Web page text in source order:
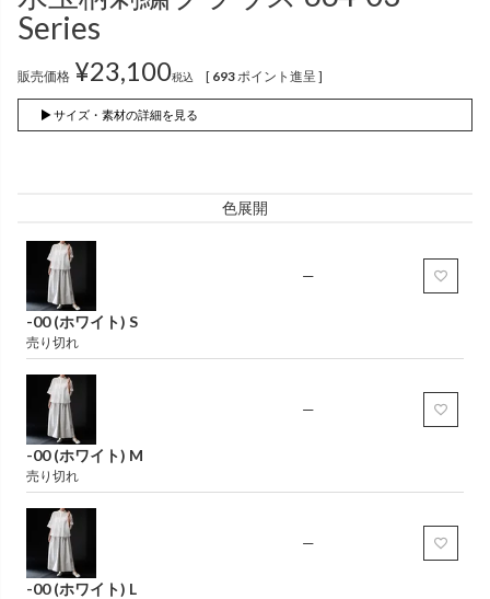
インナー パンツ
（綿56％、ポリエステル：18％、
麻12%、
（綿56%、ポリエステル18%、
かぐらやロール一覧
Series
販売価格 ¥23,100税込 [ 693 ポイント進呈 ]
▶ サイズ・素材の詳細を見る
色展開
-00 (ホワイト) S
売り切れ
—
-00 (ホワイト) M
売り切れ
—
-00 (ホワイト) L
—